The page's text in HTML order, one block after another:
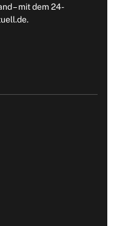
– mit dem 24-